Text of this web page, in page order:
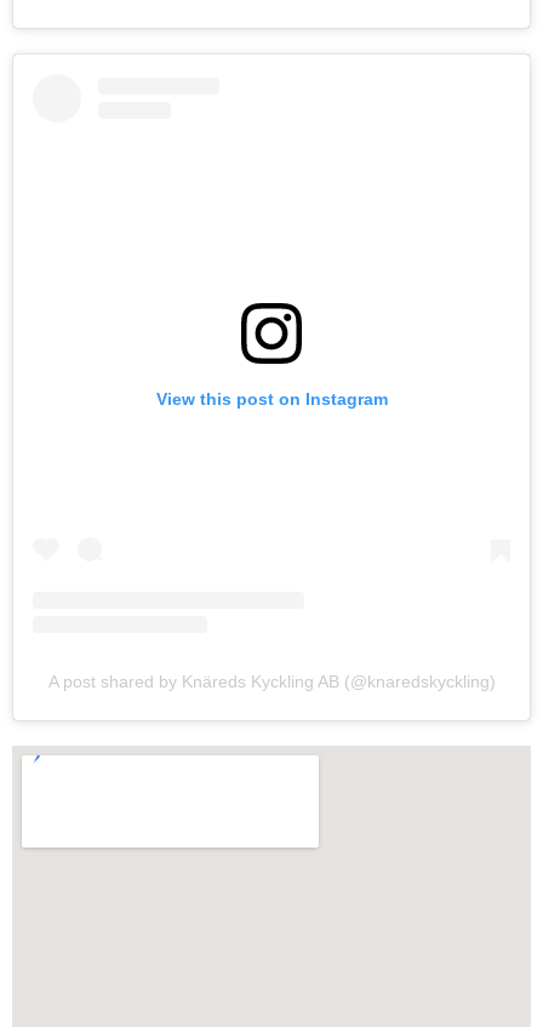
View this post on Instagram
A post shared by Knäreds Kyckling AB (@knaredskyckling)